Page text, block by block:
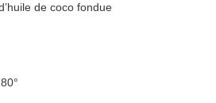
de coco fondue